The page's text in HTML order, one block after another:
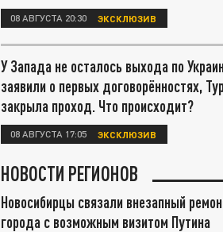
08 АВГУСТА 20:30 ЭКСКЛЮЗИВ
У Запада не осталось выхода по
заявили о первых договорённостях,
закрыла проход. Что происходит?
08 АВГУСТА 17:05 ЭКСКЛЮЗИВ
НОВОСТИ РЕГИОНОВ
Новосибирцы связали внезапный
города с возможным визитом Путина